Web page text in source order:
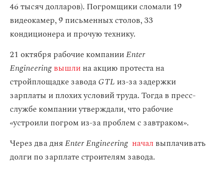
46 тысяч долларов). Погромщики сломали 19
видеокамер, 9 письменных столов, 33
кондиционера и прочую технику.
21 октября рабочие компанииEnter
Engineeringвышлина акцию протеста на
стройплощадке заводаGTL из-за задержки
зарплаты и плохих условий труда. Тогда в пресс-
службе компании утверждали, что рабочие
«устроили погром из-за проблем с завтраком».
Через два дняEnter Engineering начал выплачивать
долги по зарплате строителям завода.